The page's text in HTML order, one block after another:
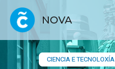
NOVA
CIENCIA E TECNOLOXÍA